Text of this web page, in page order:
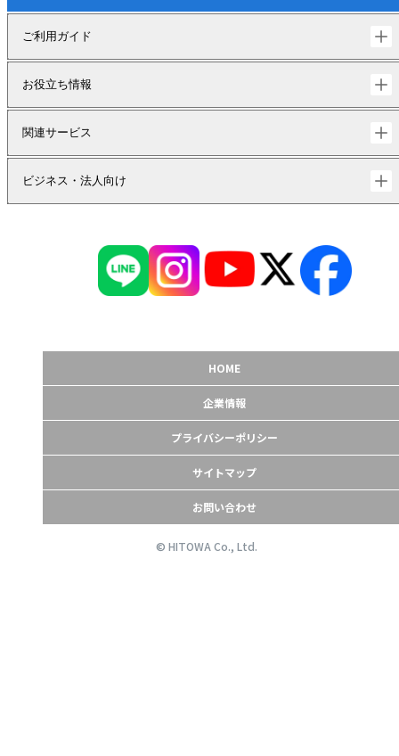
ご利用ガイド
お役立ち情報
関連サービス
ビジネス・法人向け
HOME
企業情報
プライバシーポリシー
サイトマップ
お問い合わせ
© HITOWA Co., Ltd.